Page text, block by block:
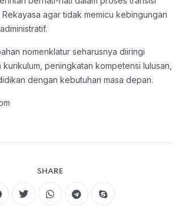
agar tidak memicu kebingungan
nomenklatur seharusnya diiringi
peningkatan kompetensi lulusan,
dengan kebutuhan masa depan.
SHARE